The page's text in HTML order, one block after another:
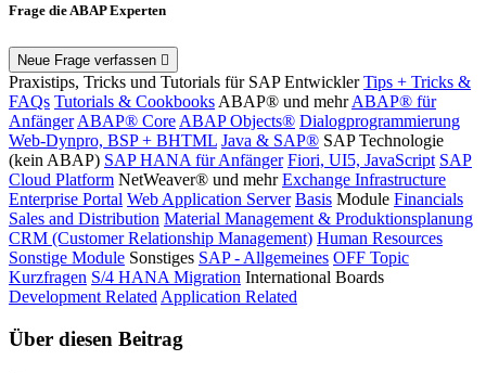
Frage die ABAP Experten
Neue Frage verfassen
Praxistips, Tricks und Tutorials für SAP Entwickler Tips + Tricks &
FAQs Tutorials & CookbooksABAP® und mehrABAP® für
AnfängerABAP® CoreABAP Objects® Dialogprogrammierung
Web-Dynpro, BSP + BHTML Java & SAP® SAP Technologie
(kein ABAP) SAP HANA für Anfänger Fiori, UI5, JavaScript SAP
Cloud Platform NetWeaver® und mehr Exchange Infrastructure
Enterprise Portal Web Application Server Basis Module Financials
Sales and Distribution Material Management & Produktionsplanung
CRM (Customer Relationship Management) Human Resources
Sonstige Module Sonstiges SAP - Allgemeines OFF Topic
Kurzfragen S/4 HANA Migration International Boards
Development RelatedApplication Related
Über diesen Beitrag